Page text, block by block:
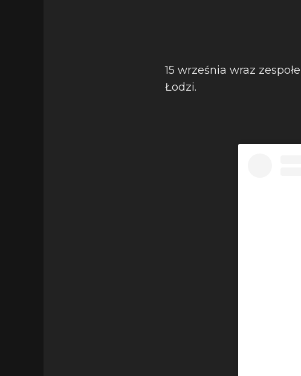
15 września wraz
Łodzi.